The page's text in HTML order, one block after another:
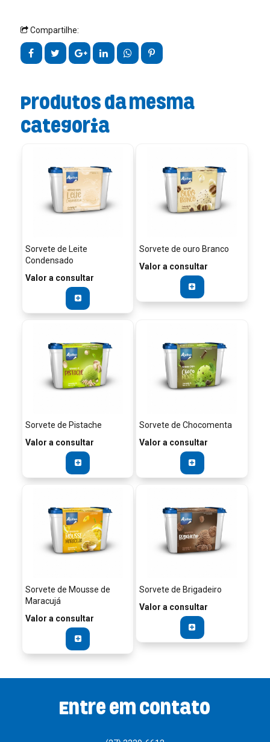
Compartilhe:
Produtos da mesma
categoria
Sorvete de Leite
Condensado
Valor a consultar
Sorvete de ouro Branco
Valor a consultar
Sorvete de Pistache
Valor a consultar
Sorvete de Chocomenta
Valor a consultar
Sorvete de Mousse de
Maracujá
Valor a consultar
Sorvete de Brigadeiro
Valor a consultar
Entre em contato